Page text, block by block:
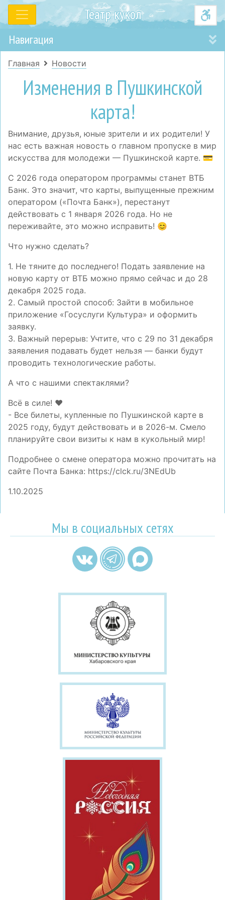
Театр кукол
Навигация
Главная Новости
Изменения в Пушкинской
карта!
Внимание, друзья, юные зрители и их родители! У
нас есть важная новость о главном пропуске в мир
искусства для молодежи — Пушкинской карте. 💳
С 2026 года оператором программы станет ВТБ
Банк. Это значит, что карты, выпущенные прежним
оператором («Почта Банк»), перестанут
действовать с 1 января 2026 года. Но не
переживайте, это можно исправить! 😊
Что нужно сделать?
1. Не тяните до последнего! Подать заявление на
новую карту от ВТБ можно прямо сейчас и до 28
декабря 2025 года.
2. Самый простой способ: Зайти в мобильное
приложение «Госуслуги Культура» и оформить
заявку.
3. Важный перерыв: Учтите, что с 29 по 31 декабря
заявления подавать будет нельзя — банки будут
проводить технологические работы.
А что с нашими спектаклями?
Всё в силе! ❤️
- Все билеты, купленные по Пушкинской карте в
2025 году, будут действовать и в 2026-м. Смело
планируйте свои визиты к нам в кукольный мир!
Подробнее о смене оператора можно прочитать на
сайте Почта Банка: https://clck.ru/3NEdUb
1.10.2025
Мы в социальных сетях